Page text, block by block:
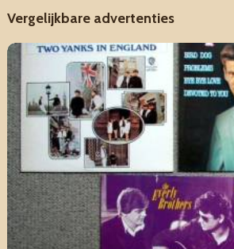
Vergelijkbare advertenties